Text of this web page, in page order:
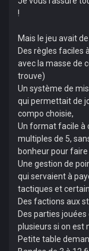
!
Mais le jeu avait
Des règles faciles
avec la masse de
trouve)
Un système de
qui permettait de
compo choisie,
Un format facile à
multiples de 5,
bonheur pour
Une gestion de
qui servaient à
tactiques et
Des factions aux
Des parties
plusieurs si on est
Petite table